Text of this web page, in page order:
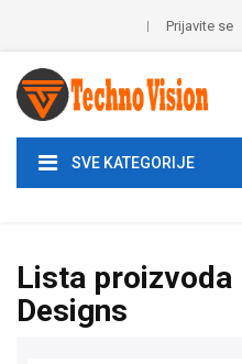
Prijavite se
SVE KATEGORIJE
Lista
Designs